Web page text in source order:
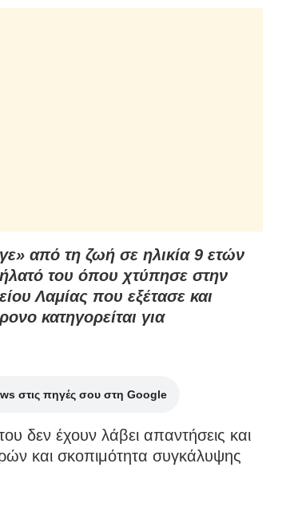
από τη ζωή σε ηλικία 9 ετών
του όπου χτύπησε στην
Λαμίας που εξέτασε και
κατηγορείται για
στις πηγές σου στη Google
δεν έχουν λάβει απαντήσεις και
και σκοπιμότητα συγκάλυψης